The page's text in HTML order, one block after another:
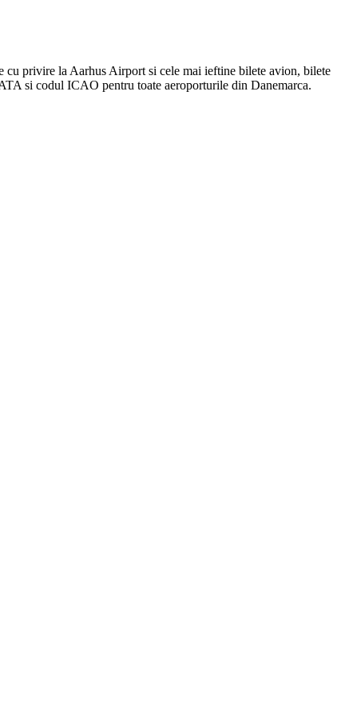
privire la Aarhus Airport si cele mai ieftine bilete avion, bilete
si codul ICAO pentru toate aeroporturile din Danemarca.